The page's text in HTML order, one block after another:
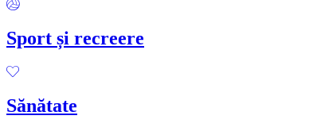
Sport și recreere
Sănătate